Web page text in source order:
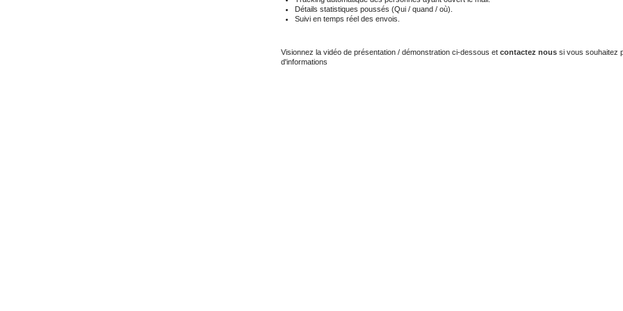
Détails statistiques poussés (Qui / quand / où).
Suivi en temps réel des envois.
Visionnez la vidéo de présentation / démonstration ci-dessous et contactez nous si vous souhaitez
d'informations